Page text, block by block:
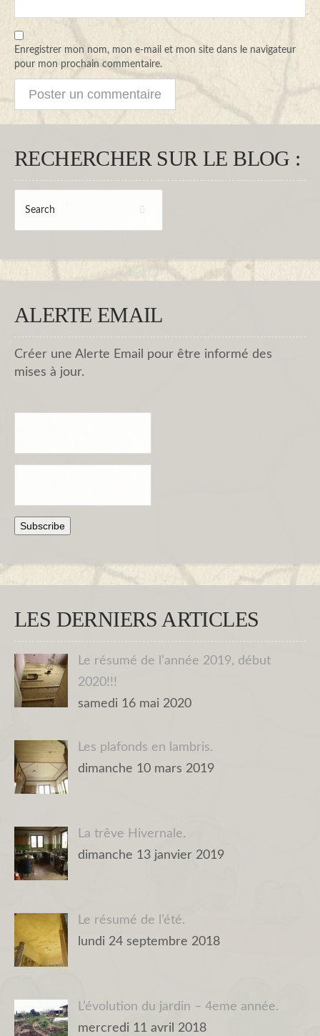
Enregistrer mon nom, mon e-mail et mon site dans le navigateur
pour mon prochain commentaire.
RECHERCHER SUR LE BLOG :
ALERTE EMAIL
Créer une Alerte Email pour être informé des
mises à jour.
LES DERNIERS ARTICLES
Le résumé de l’année 2019, début
2020!!!
samedi 16 mai 2020
Les plafonds en lambris.
dimanche 10 mars 2019
La trêve Hivernale.
dimanche 13 janvier 2019
Le résumé de l’été.
lundi 24 septembre 2018
L’évolution du jardin – 4eme année.
mercredi 11 avril 2018